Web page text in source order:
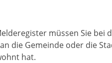
müssen Sie bei
die Gemeinde oder die
hat.